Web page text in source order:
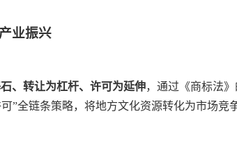
业振兴
、转让为杠杆、许可为延伸，通过《商标法
”全链条策略，将地方文化资源转化为市场竞